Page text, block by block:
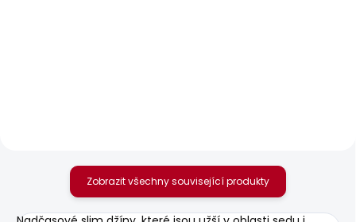
Zobrazit všechny související produkty